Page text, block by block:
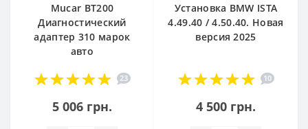
Mucar BT200
Диагностический
адаптер 310 марок
авто
23
5 006 грн.
Установка BMW ISTA
4.49.40 / 4.50.40. Новая
версия 2025
10
4 500 грн.